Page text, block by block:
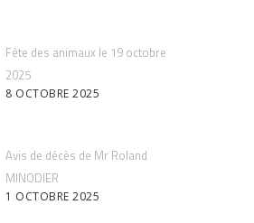
Fête des animaux le 19 octobre
2025
8 OCTOBRE 2025
Avis de décès de Mr Roland
MINODIER
1 OCTOBRE 2025